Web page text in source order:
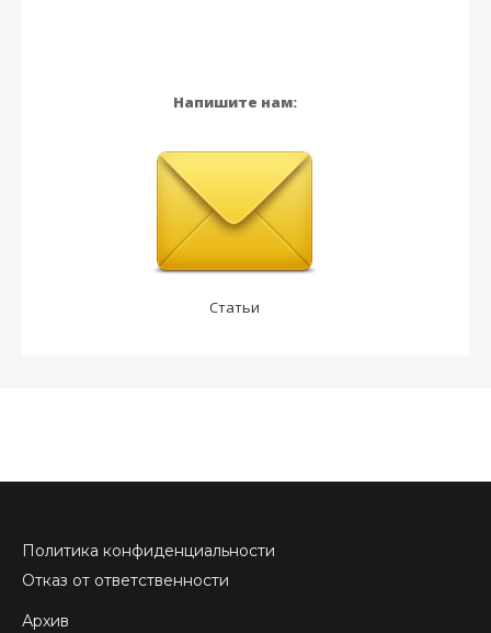
Напишите нам:
Статьи
Политика конфиденциальности
Отказ от ответственности
Архив